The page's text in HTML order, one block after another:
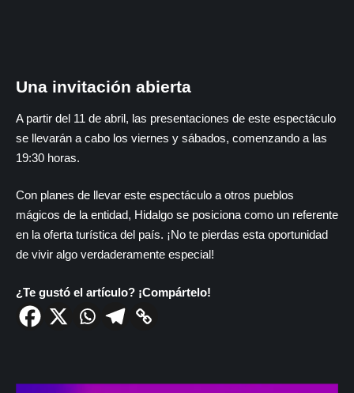
Una invitación abierta
A partir del 11 de abril, las presentaciones de este espectáculo
se llevarán a cabo los viernes y sábados, comenzando a las
19:30 horas.
Con planes de llevar este espectáculo a otros pueblos
mágicos de la entidad, Hidalgo se posiciona como un referente
en la oferta turística del país. ¡No te pierdas esta oportunidad
de vivir algo verdaderamente especial!
¿Te gustó el artículo? ¡Compártelo!